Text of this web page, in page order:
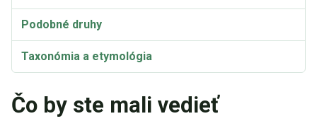
Podobné druhy
Taxonómia a etymológia
Čo by ste mali vedieť